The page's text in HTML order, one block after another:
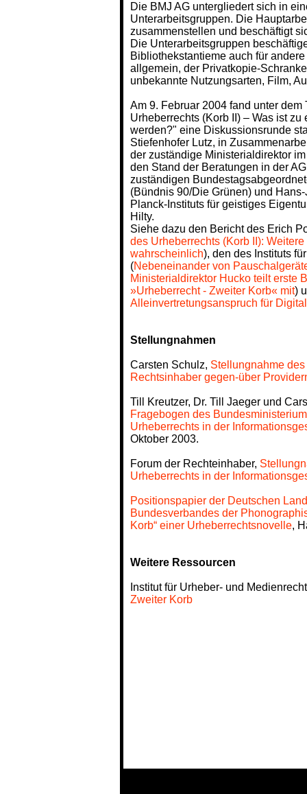
Die BMJ AG untergliedert sich in
Unterarbeitsgruppen. Die
zusammenstellen und beschäftigt
Die Unterarbeitsgruppen
Bibliothekstantieme auch für
allgemein, der Privatkopie-
unbekannte Nutzungsarten, Film,
Am 9. Februar 2004 fand unter
Urheberrechts (Korb II) – Was ist
werden?" eine Diskussionsrunde
Stiefenhofer Lutz, in
der zuständige Ministerialdirektor
den Stand der Beratungen in der
zuständigen
(Bündnis 90/Die Grünen) und
Planck-Instituts für geistiges
Hilty.
Siehe dazu den Bericht des Erich
des Urheberrechts (Korb II):
wahrscheinlich), den des Instituts
(Nebeneinander von
Ministerialdirektor Hucko teilt erste
»Urheberrecht - Zweiter Korb« mit)
Alleinvertretungsanspruch für
Stellungnahmen
Carsten Schulz, Stellungnahme
Rechtsinhaber gegen-über
Till Kreutzer, Dr. Till Jaeger und
Fragebogen des
Urheberrechts in der
Oktober 2003.
Forum der Rechteinhaber,
Urheberrechts in der
Positionspapier der Deutschen
Bundesverbandes der
Korb“ einer Urheberrechtsnovelle,
Weitere Ressourcen
Institut für Urheber- und
Zweiter Korb